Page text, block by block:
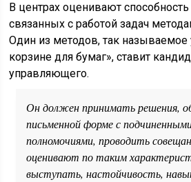
В центрах оценивают
связанных с работой задач
Один из методов, так
корзине для бумаг», ставит
управляющего.
Он должен принимать решения,
письменной форме с
полномочиями, проводить
оценивают по таким
выступать, настойчивость,